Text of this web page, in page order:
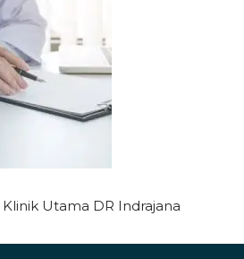
Utama DR Indrajana